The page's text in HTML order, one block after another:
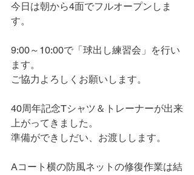
今日は朝から4面でフルオープンしま
す。
9:00～10:00で「球出し練習会」を行い
ます。
ご協力よろしくお願いします。
40周年記念Tシャツ＆トレーナーが出来
上がってきました。
準備ができしだい、お渡しします。
Aコート横の防風ネットの修復作業は結